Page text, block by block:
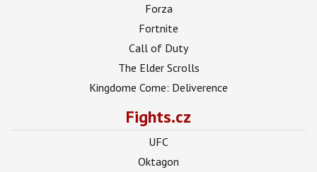
Forza
Fortnite
Call of Duty
The Elder Scrolls
Kingdome Come: Deliverence
Fights.cz
UFC
Oktagon